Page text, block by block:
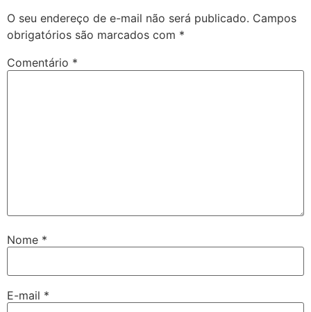
O seu endereço de e-mail não será publicado. Campos
obrigatórios são marcados com *
Comentário *
Nome *
E-mail *